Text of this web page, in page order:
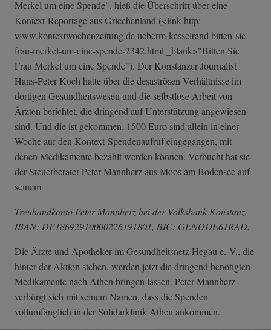
Merkel um eine Spende", hieß die Überschrift über eine
Kontext-Reportage aus Griechenland (<link http:
www.kontextwochenzeitung.de ueberm-kesselrand bitten-sie-
frau­-merkel-um-eine­-spende-2342.ht­ml _blank>"Bitten Sie
Frau Merkel um eine Spende"). Der Konstanzer Journalist
Hans-Peter Koch hatte über die desaströsen Verhältnisse im
dortigen Gesundheitswesen und die selbstlose Arbeit von
Ärzten berichtet, die dringend auf Unterstützung angewiesen
sind. Und die ist gekommen. 1500 Euro sind allein in einer
Woche auf den Kontext-Spendenaufruf eingegangen, mit
denen Medikamente bezahlt werden können. Verbucht hat sie
der Steuerberater Peter Mannherz aus Moos am Bodensee auf
seinem
Treuhandkonto Peter Mannherz bei der Volksbank Konstanz,
IBAN: DE18692910000226191801, BIC: GENODE61RAD.
Die Ärzte und Apotheker im Gesundheitsnetz Hegau e. V., die
hinter der Aktion stehen, werden jetzt die dringend benötigten
Medikamente nach Athen bringen lassen. Peter Mannherz
verbürgt sich mit seinem Namen, dass die Spenden
vollumfänglich in der Solidarklinik Athen ankommen.